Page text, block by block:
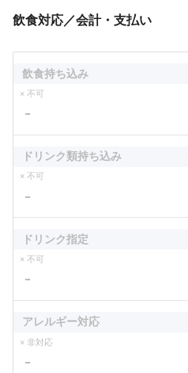
飲食対応／会計・支払い
飲食持ち込み
× 不可
－
ドリンク類持ち込み
× 不可
－
ドリンク指定
× 不可
－
アレルギー対応
× 非対応
－